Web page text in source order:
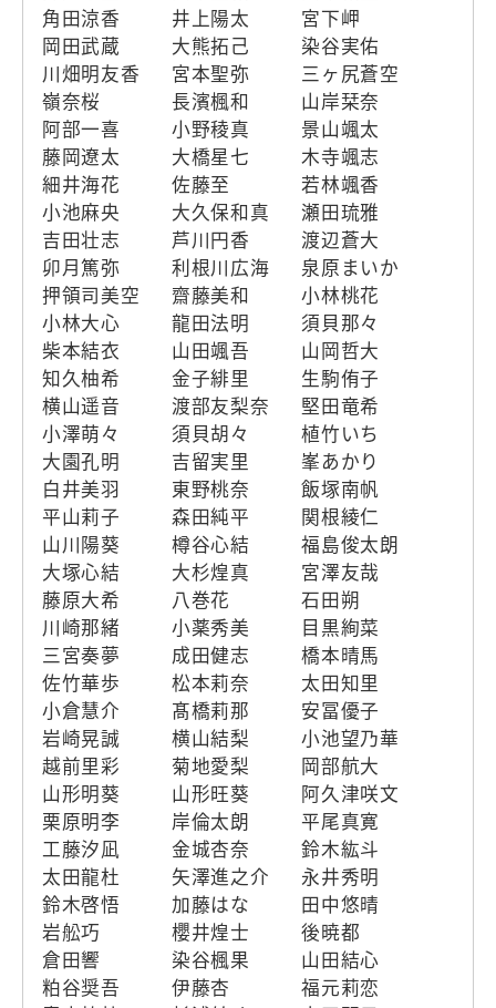
角田涼香
井上陽太
宮下岬
岡田武蔵
大熊拓己
染谷実佑
川畑明友香
宮本聖弥
三ヶ尻蒼空
嶺奈桜
長濱楓和
山岸栞奈
阿部一喜
小野稜真
景山颯太
藤岡遼太
大橋星七
木寺颯志
細井海花
佐藤至
若林颯香
小池麻央
大久保和真
瀬田琉雅
吉田壮志
芦川円香
渡辺蒼大
卯月篤弥
利根川広海
泉原まいか
押領司美空
齋藤美和
小林桃花
小林大心
龍田法明
須貝那々
柴本結衣
山田颯吾
山岡哲大
知久柚希
金子緋里
生駒侑子
横山遥音
渡部友梨奈
堅田竜希
小澤萌々
須貝胡々
植竹いち
大園孔明
吉留実里
峯あかり
白井美羽
東野桃奈
飯塚南帆
平山莉子
森田純平
関根綾仁
山川陽葵
樽谷心結
福島俊太朗
大塚心結
大杉煌真
宮澤友哉
藤原大希
八巻花
石田朔
川崎那緒
小薬秀美
目黒絢菜
三宮奏夢
成田健志
橋本晴馬
佐竹華歩
松本莉奈
太田知里
小倉慧介
髙橋莉那
安冨優子
岩崎晃誠
横山結梨
小池望乃華
越前里彩
菊地愛梨
岡部航大
山形明葵
山形旺葵
阿久津咲文
栗原明李
岸倫太朗
平尾真寛
工藤汐凪
金城杏奈
鈴木紘斗
太田龍杜
矢澤進之介
永井秀明
鈴木啓悟
加藤はな
田中悠晴
岩舩巧
櫻井煌士
後暁都
倉田響
染谷楓果
山田結心
粕谷奨吾
伊藤杏
福元莉恋